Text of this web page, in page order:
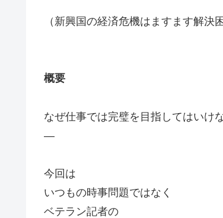
（新興国の経済危機はますます解決
概要
なぜ仕事では完璧を目指してはいけ
—
今回は
いつもの時事問題ではなく
ベテラン記者の